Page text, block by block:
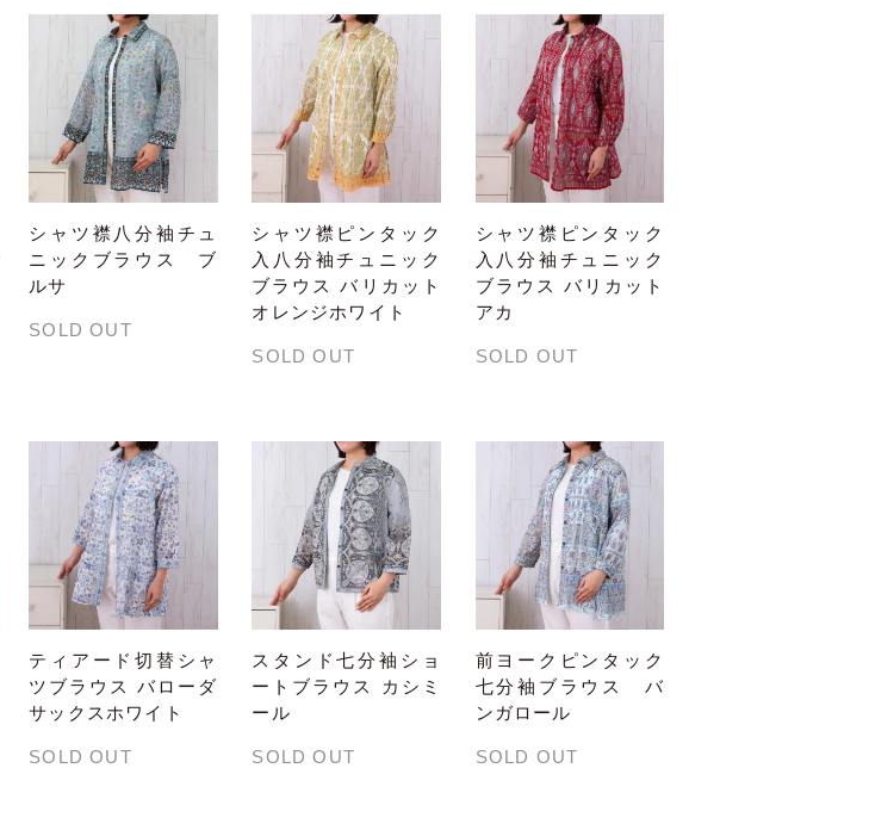
シャツ襟八分袖チュ
ニックブラウス ブ
ルサ
SOLD OUT
シャツ襟ピンタック
入八分袖チュニック
ブラウス バリカット
オレンジホワイト
SOLD OUT
シャツ襟ピンタック
入八分袖チュニック
ブラウス バリカット
アカ
SOLD OUT
ティアード切替シャ
ツブラウス バローダ
サックスホワイト
SOLD OUT
スタンド七分袖ショ
ートブラウス カシミ
ール
SOLD OUT
前ヨークピンタック
七分袖ブラウス バ
ンガロール
SOLD OUT